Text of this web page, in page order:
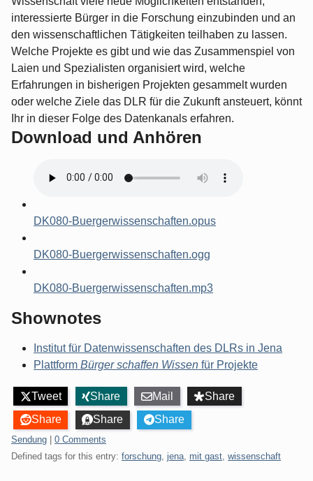
interessierte Bürger in die Forschung einzubinden und an
den wissenschaftlichen Tätigkeiten teilhaben zu lassen.
Welche Projekte es gibt und wie das Zusammenspiel von
Laien und Spezialisten organisiert wird, welche
Erfahrungen in bisherigen Projekten gesammelt wurden
oder welche Ziele das DLR für die Zukunft ansteuert, könnt
Ihr in dieser Folge des Datenkanals erfahren.
Download und Anhören
DK080-Buergerwissenschaften.opus
DK080-Buergerwissenschaften.ogg
DK080-Buergerwissenschaften.mp3
Shownotes
Institut für Datenwissenschaften des DLRs in Jena
Plattform Bürger schaffen Wissen für Projekte
Tweet Share Mail
Share
Share
Share Share
Categories:
Sendung
0 Comments
Defined tags for this entry: forschung, jena, mit gast, wissenschaft